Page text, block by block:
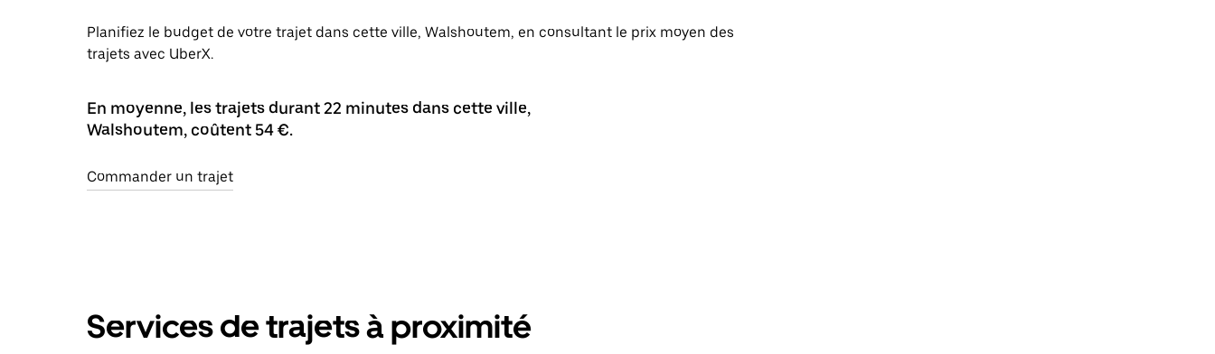
Planifiez le budget de votre trajet dans cette ville, Walshoutem, en consultant le prix moyen des
trajets avec UberX.
En moyenne, les trajets durant 22 minutes dans cette ville,
Walshoutem, coûtent 54 €.
Commander un trajet
Services de trajets à proximité